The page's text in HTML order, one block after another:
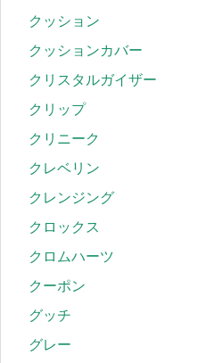
クッション
クッションカバー
クリスタルガイザー
クリップ
クリニーク
クレベリン
クレンジング
クロックス
クロムハーツ
クーポン
グッチ
グレー